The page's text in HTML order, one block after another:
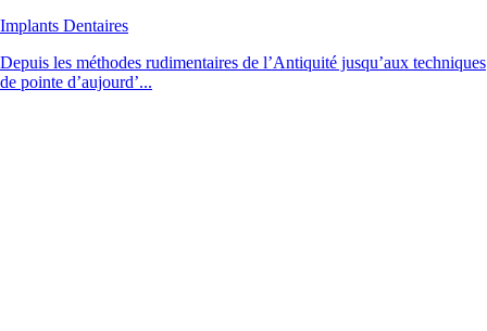
Implants Dentaires
Depuis les méthodes rudimentaires de l’Antiquité jusqu’aux techniques
de pointe d’aujourd’...